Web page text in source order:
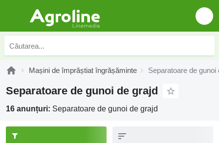
Mașini de împrăștiat îngrășăminte Separatoare de gunoi
Separatoare de gunoi de grajd
16 anunțuri: Separatoare de gunoi de grajd